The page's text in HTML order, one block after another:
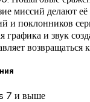
миссий делают её
и поклонников
графика и звук
возвращаться
7 и выше